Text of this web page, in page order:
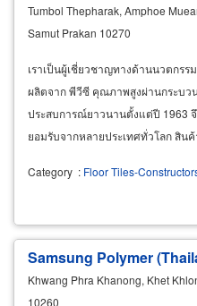
Tumbol Thepharak, Amphoe
Samut Prakan 10270
เราเป็นผู้เชี่ยวชาญทางด้านนวตกร
ผลิตจาก พีวีซี คุณภาพสูงผ่านกระบว
ประสบการณ์ยาวนานตั้งแต่ปี 1963
ยอมรับจากหลายประเทศทั่วโลก สิ
Category : Floor Tiles-
Samsung Polymer
Khwang Phra Khanong, Khet
10260